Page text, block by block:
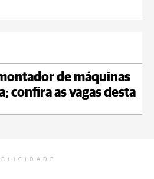
de máquinas
confira as vagas desta